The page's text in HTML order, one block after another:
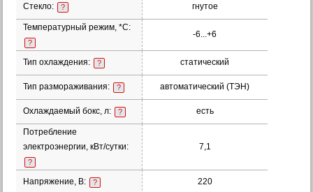
Стекло: ? гнутое
Температурный режим, *С:
?
-6...+6
Тип охлаждения: ? статический
Тип размораживания: ? автоматический (ТЭН)
Охлаждаемый бокс, л: ? есть
Потребление
электроэнергии, кВт/сутки:
?
7,1
Напряжение, В: ? 220